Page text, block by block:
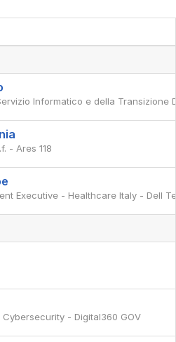
Informatico e della Transizione
- Ares 118
Executive - Healthcare Italy - Dell
- Digital360 GOV